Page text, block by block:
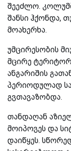
შეეძლო.
შანსი ჰქონდა,
მოახერხა.
უმცირესობის
მცირე
ანგარიშის
პერიოდულად
გვთავაზობდა.
თანდაღან
მოიპოვეს და
დაიწყეს.